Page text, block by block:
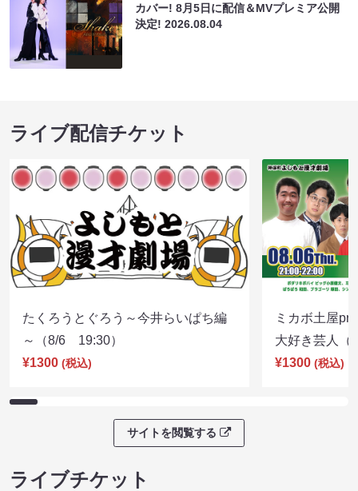
カバー! 8月5日に配信＆MVプレミア公開
決定!2026.08.04
ライブ配信チケット
たくろうとぐろう～今井らいぱち編
～（8/6 19:30）
¥1300 (税込)
ミカボ土屋
大好き芸人
¥1300 (税込)
サイトを閲覧する
ライブチケット